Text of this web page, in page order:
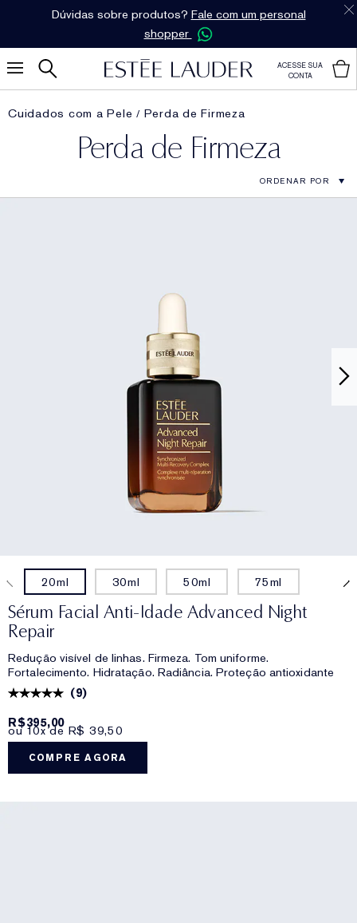
Dúvidas sobre produtos? Fale com um personal
shopper
ACESSE SUA
CONTA
Cuidados com a Pele Perda de Firmeza
Perda de Firmeza
20ml 30ml 50ml 75ml
Sérum Facial Anti-Idade Advanced Night
Repair
Redução visível de linhas. Firmeza. Tom uniforme.
Fortalecimento. Hidratação. Radiância. Proteção antioxidante
(9)
R$395,00
ou 10x de R$ 39,50
COMPRE AGORA